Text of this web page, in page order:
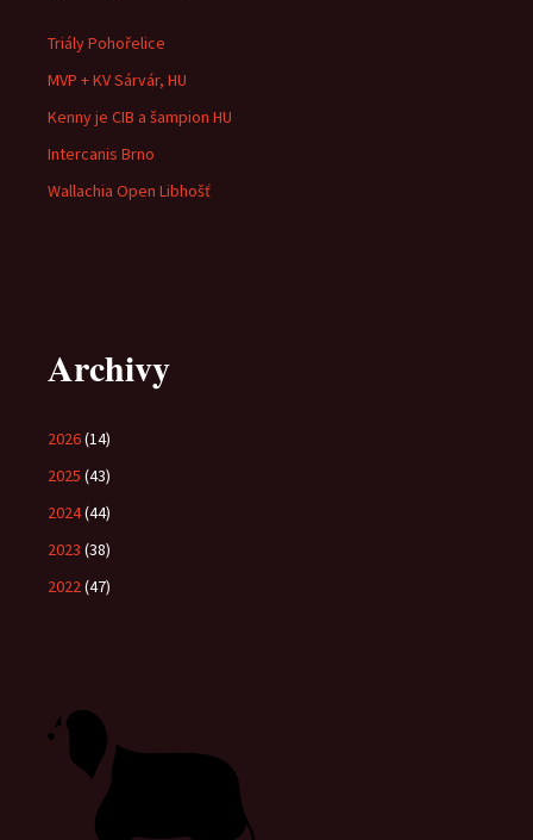
Triály Pohořelice
MVP + KV Sárvár, HU
Kenny je CIB a šampion HU
Intercanis Brno
Wallachia Open Libhošť
Archivy
2026(14)
2025 (43)
2024(44)
2023 (38)
2022(47)